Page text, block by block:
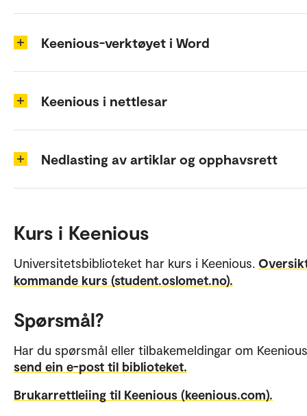
Keenious-verktøyet i Word
Keenious i nettlesar
Nedlasting av artiklar og opphavsrett
Kurs i Keenious
Universitetsbiblioteket har kurs i Keenious.
kommande kurs (student.oslomet.no).
Spørsmål?
Har du spørsmål eller tilbakemeldingar om
send ein e-post til biblioteket.
Brukarrettleiing til Keenious (keenious.com).